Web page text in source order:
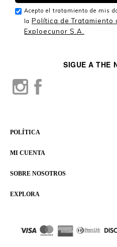
EXPLORA
SOBRE NOSOTROS
MI CUENTA
POLÍTICA
SIGUE A THE
Acepto el tratamiento de mis
la Política de Tratamiento
Exploecunor S.A.